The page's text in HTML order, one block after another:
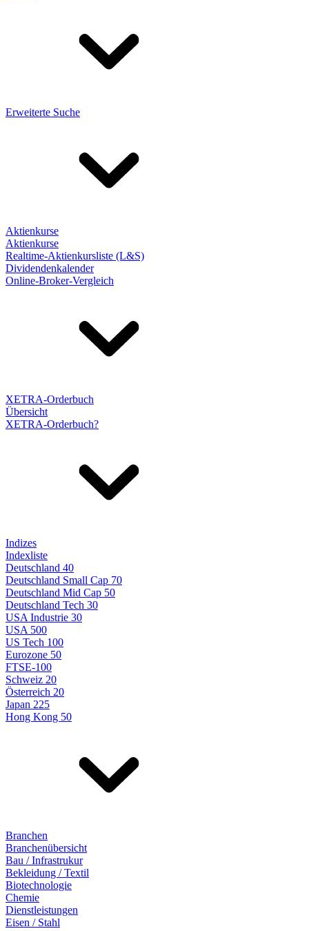
Erweiterte Suche
Aktienkurse
Aktienkurse
Realtime-Aktienkursliste (L&S)
Dividendenkalender
Online-Broker-Vergleich
XETRA-Orderbuch
Übersicht
XETRA-Orderbuch?
Indizes
Indexliste
Deutschland 40
Deutschland Small Cap 70
Deutschland Mid Cap 50
Deutschland Tech 30
USA Industrie 30
USA 500
US Tech 100
Eurozone 50
FTSE-100
Schweiz 20
Österreich 20
Japan 225
Hong Kong 50
Branchen
Branchenübersicht
Bau / Infrastrukur
Bekleidung / Textil
Biotechnologie
Chemie
Dienstleistungen
Eisen / Stahl